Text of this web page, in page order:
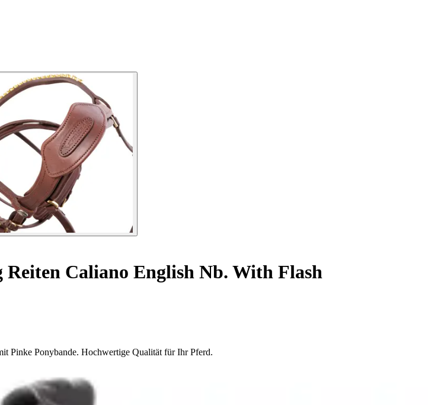
Reiten Caliano English Nb. With Flash
Pinke Ponybande. Hochwertige Qualität für Ihr Pferd.